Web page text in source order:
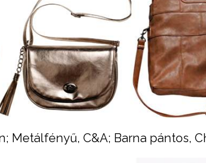
Metálfényű, C&A; Barna pántos,